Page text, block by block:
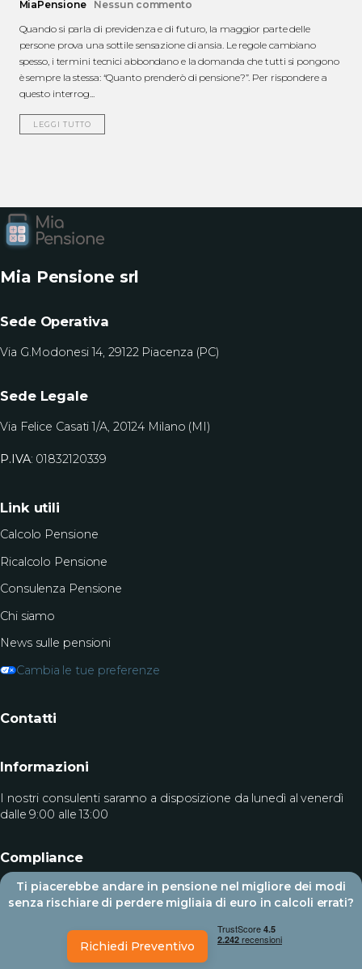
MiaPensione
Nessun commento
Quando si parla di previdenza e di futuro, la maggior parte delle
persone prova una sottile sensazione di ansia. Le regole cambiano
spesso, i termini tecnici abbondano e la domanda che tutti si pongono
è sempre la stessa: “Quanto prenderò di pensione?”. Per rispondere a
questo interrog...
LEGGI TUTTO
Ti piacerebbe andare in pensione nel migliore dei modi
senza rischiare di perdere migliaia di euro in calcoli errati?
Richiedi Preventivo
Mia Pensione srl
Sede Operativa
Via G.Modonesi 14, 29122 Piacenza (PC)
Sede Legale
Via Felice Casati 1/A, 20124 Milano (MI)
P.IVA: 01832120339
Link utili
Calcolo Pensione
Ricalcolo Pensione
Consulenza Pensione
Chi siamo
News sulle pensioni
Cambia le tue preferenze
Contatti
Informazioni
I nostri consulenti saranno a disposizione da lunedì al venerdì
dalle 9:00 alle 13:00
Compliance
Modello Organizzativo